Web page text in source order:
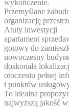
wykończenie.
Przemyślane
organizację
Atuty inwestycji
apartament
gotowy do
nowoczesny
doskonała
otoczeniu pełnej
i punktów
To idealna
najwyższą jakość